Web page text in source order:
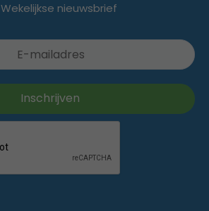
Wekelijkse nieuwsbrief